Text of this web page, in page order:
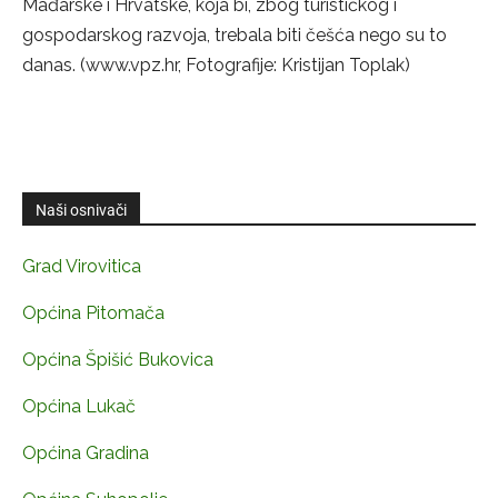
Mađarske i Hrvatske, koja bi, zbog turističkog i
gospodarskog razvoja, trebala biti češća nego su to
danas. (www.vpz.hr, Fotografije: Kristijan Toplak)
Naši osnivači
Grad Virovitica
Općina Pitomača
Općina Špišić Bukovica
Općina Lukač
Općina Gradina